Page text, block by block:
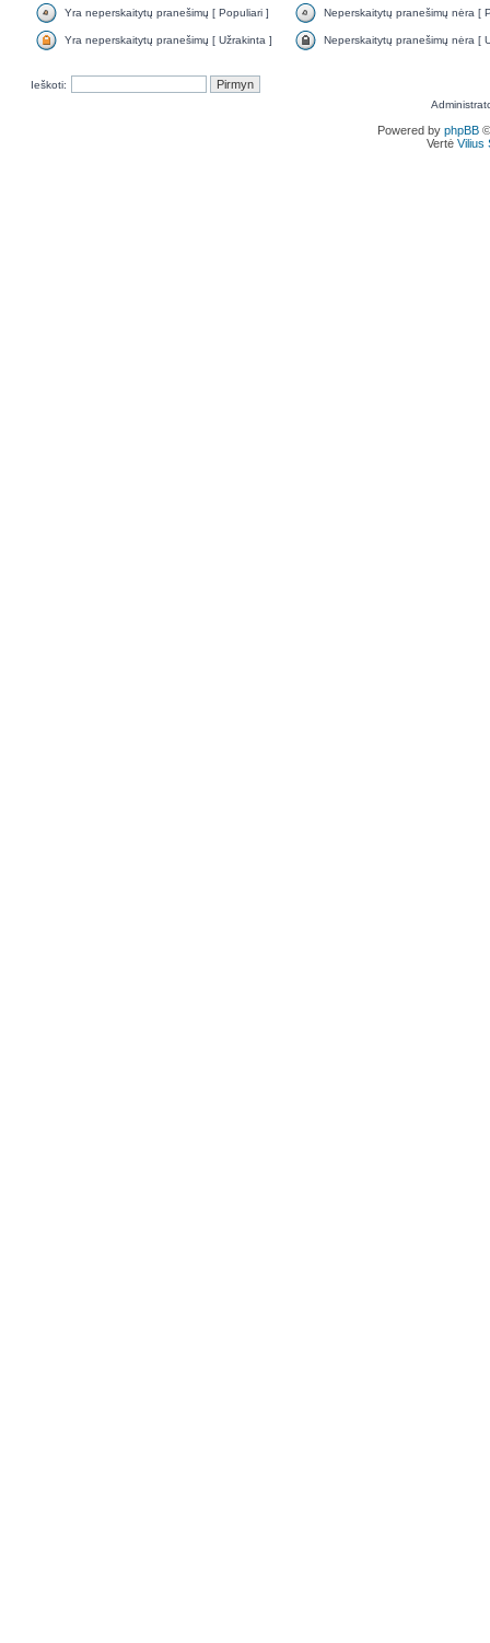
Yra neperskaitytų pranešimų [ Populiari ] Neperskaitytų pranešimų nėra [
Yra neperskaitytų pranešimų [ Užrakinta ] Neperskaitytų pranešimų nėra [
Ieškoti:
Powered by phpBB
Vertė Vilius